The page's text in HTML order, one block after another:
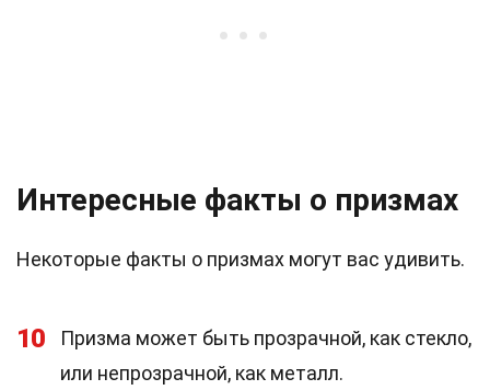
Интересные факты о призмах
Некоторые факты о призмах могут вас удивить.
10
Призма может быть прозрачной, как стекло,
или непрозрачной, как металл.